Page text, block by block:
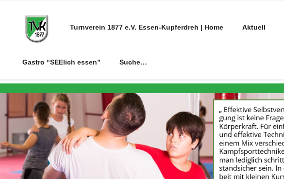
Turnverein 1877 e.V. Essen-Kupferdreh | Home Aktuell
Gastro “SEElich essen” Suche…